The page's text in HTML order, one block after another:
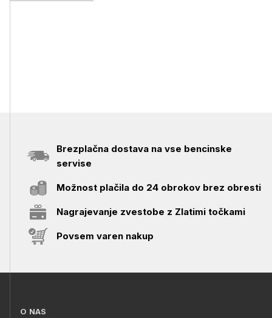
Brezplačna dostava na vse bencinske
servise
Možnost plačila do 24 obrokov brez obresti
Nagrajevanje zvestobe z Zlatimi točkami
Povsem varen nakup
O NAS